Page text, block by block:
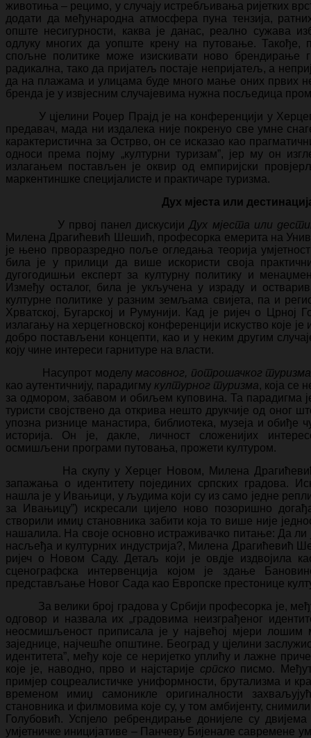
животиња – рецимо, у случају истребљивања ријетких
додати да међународна атмосфера пуна тензија,
опште несигурности, каква је данас, реално сужава
одлуку многих да уопште крену на путовање.
спољне политике може изискивати ново брендирање
радикална, тако да пријатељ постаје непријатељ, а
да на плажама и улицама буде много мање оних првих
бренда је у извјесним случајевима нужна посљедица
У цјелини Роџер Прајд је на конференцији у
предавач, мада ни издалека није покренуо све умне
карактеристична за Острво, он се исказао као
односи према појму „културни туризам”, јер му он
излагањем постављен је оквир од емпиријски
маркентиншке специјалисте и практичаре туризма.
Дух мјеста или
У првој панел дискусији Дух мјеста или
Милена Драгићевић Шешић, професорка емерита на
је њено прворазредно поље огледања теорија
била је у прилици да више искористи своја
дугогодишњи експерт за културну политику и
Између осталог, била је укључена у израду и
културне политике у разним земљама свијета, па и
Хрватској, Бугарској и Румунији. Кад је ријеч о
излагању на херцегновској конференцији искуство које
добро постављени концепти, као и у неким другим
коју чине интереси гарнитуре на власти.
Насупрот моделу масовног, потрошачког туризма
као аутентичнију, парадигму културног туризма, која се
за одмором, забавом и обиљем куповина. Та парадигма
туристи својствено да открива нешто друкчије од оног
упозна ризнице манастира, библиотека, музеја и обиђе
историја. Он је, дакле, личност сложенијих
осмишљени програми путовања, прожети културом.
На скупу у Херцег Новом, Милена Драгићевић
запажања о идентитету појединих српских градова.
нашла је у Ивањици, у људима који су из само једне
за Ивањицу”) искресали цијело ново позоришно
створили имиџ становника забити која то више није
нашалила. На своје основно истраживачко питање: Да ли
насљеђа и културних индустрија?, Милена Драгићевић
ријеч о Новом Саду. Детаљ који је овдје издвојила
сценографска интервенција којом је здање
представљање Новог Сада као Европске престонице
За велики број градова у Србији професорка је,
одговор и назвала их „градовима неизграђеног
неосмишљеност приписала је у највећој мјери лошим
заједнице, најчешће општине. Београд у цјелини
идентитета”, међу које се неријетко уплићу и лажне
које је, наводно, прво и најстарије српско писмо.
примјер соцреалистичке униформности, брутализма и
временом имиџ самоникле оригиналности
становника и филмовима које су, у том амбијенту,
Голубовић. Успјело ребрендирање донијеле су
умјетничке иницијативе – Панчеву Бијенале савремене